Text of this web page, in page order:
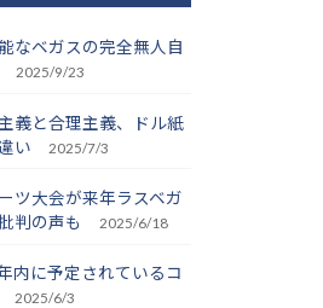
なベガスの完全無人自
2025/9/23
義と合理主義、ドル紙
い
2025/7/3
ツ大会が来年ラスベガ
判の声も
2025/6/18
内に予定されているコ
2025/6/3